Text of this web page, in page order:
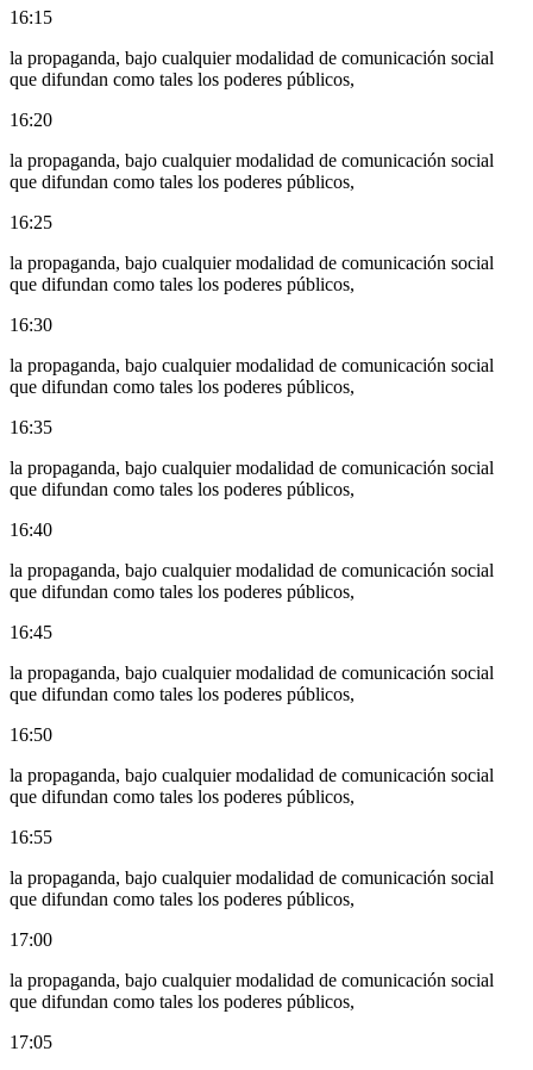
16:15
la propaganda, bajo cualquier modalidad de comunicación social
que difundan como tales los poderes públicos,
16:20
la propaganda, bajo cualquier modalidad de comunicación social
que difundan como tales los poderes públicos,
16:25
la propaganda, bajo cualquier modalidad de comunicación social
que difundan como tales los poderes públicos,
16:30
la propaganda, bajo cualquier modalidad de comunicación social
que difundan como tales los poderes públicos,
16:35
la propaganda, bajo cualquier modalidad de comunicación social
que difundan como tales los poderes públicos,
16:40
la propaganda, bajo cualquier modalidad de comunicación social
que difundan como tales los poderes públicos,
16:45
la propaganda, bajo cualquier modalidad de comunicación social
que difundan como tales los poderes públicos,
16:50
la propaganda, bajo cualquier modalidad de comunicación social
que difundan como tales los poderes públicos,
16:55
la propaganda, bajo cualquier modalidad de comunicación social
que difundan como tales los poderes públicos,
17:00
la propaganda, bajo cualquier modalidad de comunicación social
que difundan como tales los poderes públicos,
17:05